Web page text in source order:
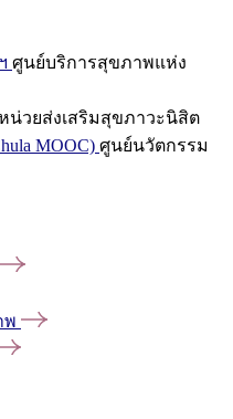
ศูนย์บริการสุขภาพแห่ง
น่วยส่งเสริมสุขภาวะนิสิต
MOOC) ศูนย์นวัตกรรม
พ